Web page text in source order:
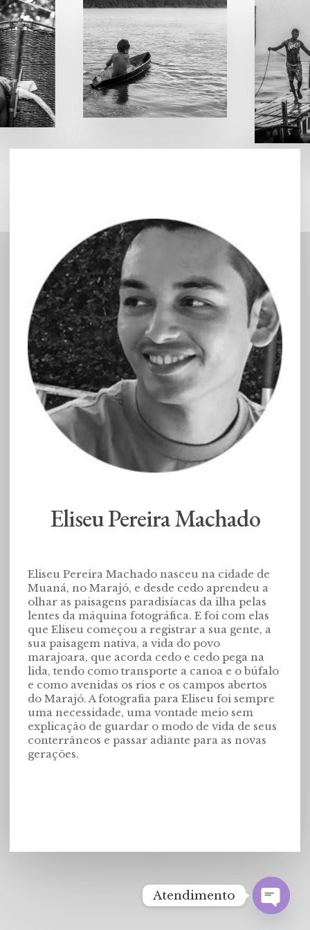
Eliseu Pereira Machado
Eliseu Pereira Machado nasceu na cidade de
Muaná, no Marajó, e desde cedo aprendeu a
olhar as paisagens paradisíacas da ilha pelas
lentes da máquina fotográfica. E foi com elas
que Eliseu começou a registrar a sua gente, a
sua paisagem nativa, a vida do povo
marajoara, que acorda cedo e cedo pega na
lida, tendo como transporte a canoa e o búfalo
e como avenidas os rios e os campos abertos
do Marajó. A fotografia para Eliseu foi sempre
uma necessidade, uma vontade meio sem
explicação de guardar o modo de vida de seus
conterrâneos e passar adiante para as novas
gerações.
Atendimento